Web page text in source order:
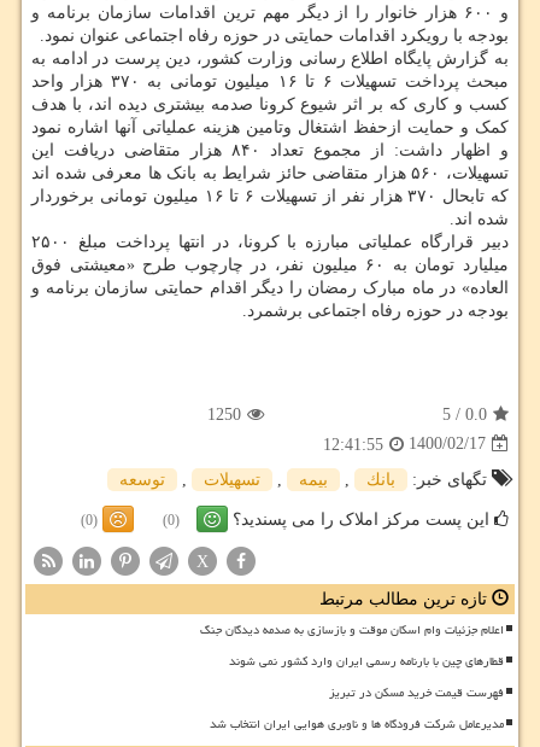
و ۶۰۰ هزار خانوار را از دیگر مهم ترین اقدامات سازمان برنامه و
بودجه با رویکرد اقدامات حمایتی در حوزه رفاه اجتماعی عنوان نمود.
به گزارش پایگاه اطلاع رسانی وزارت کشور، دین پرست در ادامه به
مبحث پرداخت تسهیلات ۶ تا ۱۶ میلیون تومانی به ۳۷۰ هزار واحد
کسب و کاری که بر اثر شیوع کرونا صدمه بیشتری دیده اند، با هدف
کمک و حمایت ازحفظ اشتغال وتامین هزینه عملیاتی آنها اشاره نمود
و اظهار داشت: از مجموع تعداد ۸۴۰ هزار متقاضی دریافت این
تسهیلات، ۵۶۰ هزار متقاضی حائز شرایط به بانک ها معرفی شده اند
که تابحال ۳۷۰ هزار نفر از تسهیلات ۶ تا ۱۶ میلیون تومانی برخوردار
شده اند.
دبیر قرارگاه عملیاتی مبارزه با کرونا، در انتها پرداخت مبلغ ۲۵۰۰
میلیارد تومان به ۶۰ میلیون نفر، در چارچوب طرح «معیشتی فوق
العاده» در ماه مبارک رمضان را دیگر اقدام حمایتی سازمان برنامه و
بودجه در حوزه رفاه اجتماعی برشمرد.
0.0
/
5
1250
1400/02/17
12:41:55
تگهای خبر:
بانك , بیمه , تسهیلات , توسعه
این پست مرکز املاک را می پسندید؟ (0)
(0)
X
تازه ترین مطالب مرتبط
اعلام جزئیات وام اسکان موقت و بازسازی به صدمه دیدگان جنگ
قطارهای چین با بارنامه رسمی ایران وارد کشور نمی شوند
فهرست قیمت خرید مسکن در تبریز
مدیرعامل شرکت فرودگاه ها و ناوبری هوایی ایران انتخاب شد